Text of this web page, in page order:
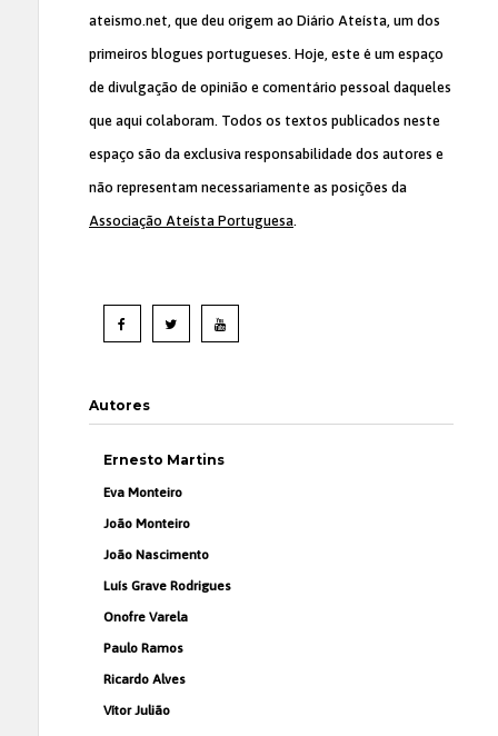
ateismo.net, que deu origem ao Diário Ateísta, um dos
primeiros blogues portugueses. Hoje, este é um espaço
de divulgação de opinião e comentário pessoal daqueles
que aqui colaboram. Todos os textos publicados neste
espaço são da exclusiva responsabilidade dos autores e
não representam necessariamente as posições da
Associação Ateísta Portuguesa.
Autores
Ernesto Martins
Eva Monteiro
João Monteiro
João Nascimento
Luís Grave Rodrigues
Onofre Varela
Paulo Ramos
Ricardo Alves
Vítor Julião